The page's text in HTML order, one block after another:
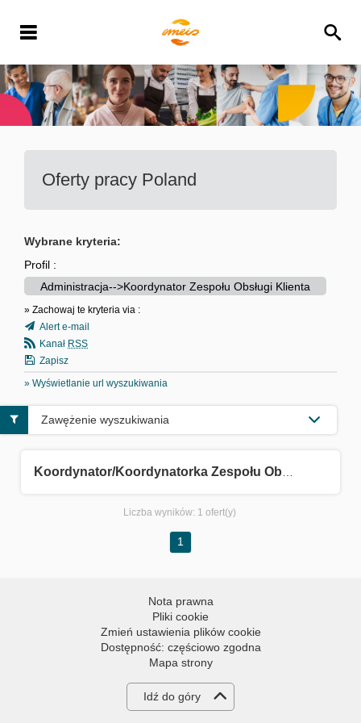
Oferty pracy Poland
Wybrane kryteria:
Profil :
Administracja-->Koordynator Zespołu Obsługi Klienta
» Zachowaj te kryteria via :
Alert e-mail
Kanał RSS
Zapisz
» Wyświetlanie url wyszukiwania
Zawężenie wyszukiwania
Liczba wyników: 1 ofert(y)
1
Nota prawna
Pliki cookie
Zmień ustawienia plików cookie
Dostępność: częściowo zgodna
Mapa strony
Idź do góry